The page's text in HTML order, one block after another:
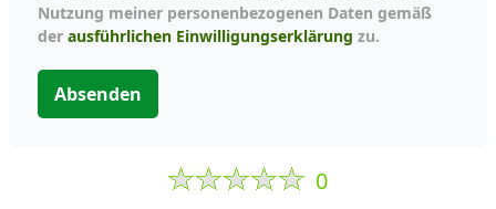
Nutzung meiner personenbezogenen Daten gemäß
der ausführlichen Einwilligungserklärung zu.
Absenden
0